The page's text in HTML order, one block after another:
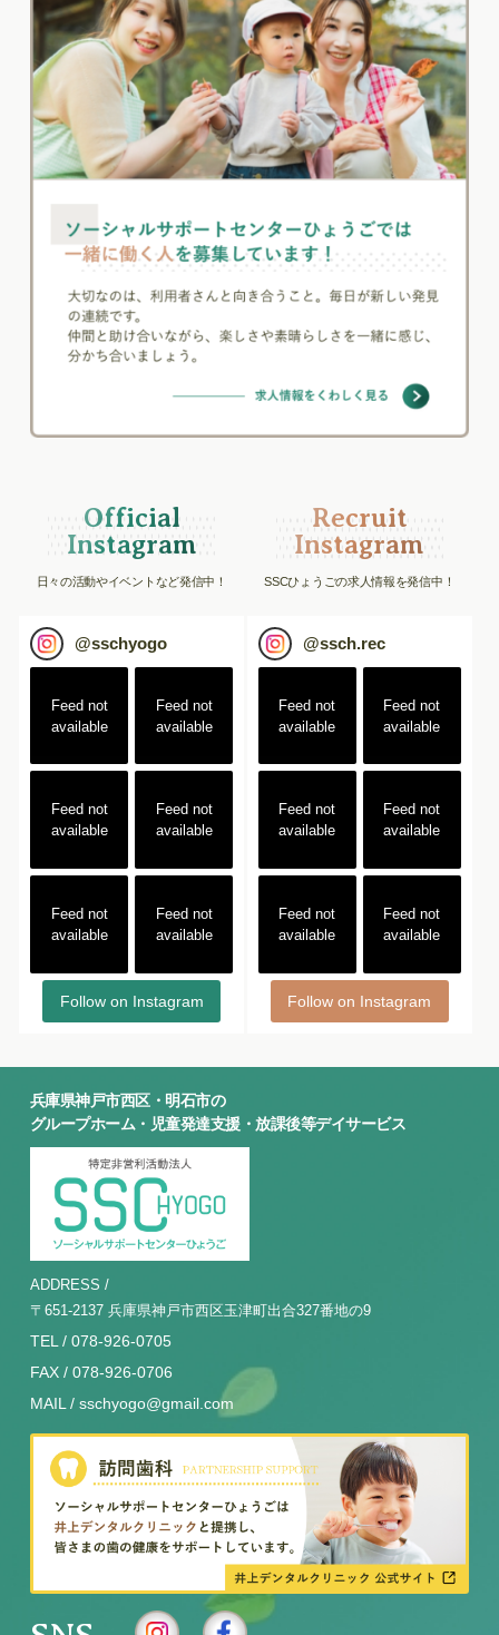
Official
Instagram
日々の活動やイベントなど発信中！
@sschyogo
Feed not
available
Feed not
available
Feed not
available
Feed not
available
Feed not
available
Feed not
available
Follow on Instagram
Recruit
Instagram
SSCひょうごの求人情報を発信中！
@ssch.rec
Feed not
available
Feed not
available
Feed not
available
Feed not
available
Feed not
available
Feed not
available
Follow on Instagram
兵庫県神戸市西区・明石市の
グループホーム・児童発達支援・放課後等デイサービス
ADDRESS /
〒651-2137 兵庫県神戸市西区玉津町出合327番地の9
TEL / 078-926-0705
FAX / 078-926-0706
MAIL / sschyogo@gmail.com